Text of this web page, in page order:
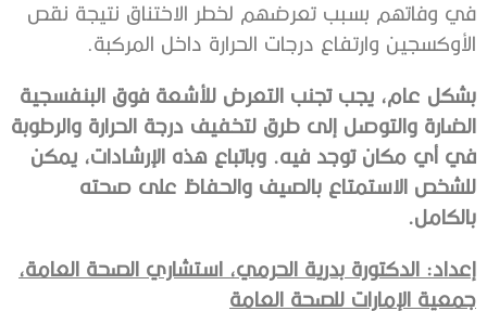
في وفاتهم بسبب تعرضهم لخطر الاختناق نتيجة نقص
الأوكسجين وارتفاع درجات الحرارة داخل المركبة.
بشكل عام، يجب تجنب التعرض للأشعة فوق البنفسجية
الضارة والتوصل إلى طرق لتخفيف درجة الحرارة والرطوبة
في أي مكان توجد فيه. وباتباع هذه الإرشادات، يمكن
للشخص الاستمتاع بالصيف والحفاظ على صحته
بالكامل.
إعداد: الدكتورة بدرية الحرمي، استشاري الصحة العامة،
جمعية الإمارات للصحة العامة